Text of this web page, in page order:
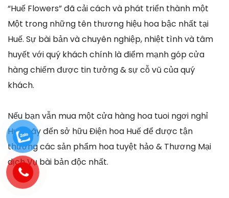
“Huế Flowers” đã cải cách và phát triển thành một
Một trong những tên thương hiệu hoa bậc nhất tại
Huế. Sự bài bản và chuyên nghiệp, nhiệt tình và tâm
huyết với quý khách chính là điểm mạnh góp cửa
hàng chiếm được tin tưởng & sự cỗ vũ của quý
khách.
Nếu bạn vẫn mua một cửa hàng hoa tuoi ngơi nghỉ
Huế, hãy đến sở hữu Điện hoa Huế để được tận
thưởng các sản phẩm hoa tuyệt hảo & Thương Mại
dịch Vụ bài bản độc nhất.